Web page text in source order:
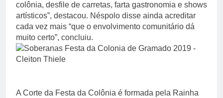
colônia, desfile de carretas, farta gastronomia e shows
artísticos”, destacou. Néspolo disse ainda acreditar
cada vez mais “que o envolvimento comunitário dá
muito certo”, concluiu.
A Corte da Festa da Colônia é formada pela Rainha